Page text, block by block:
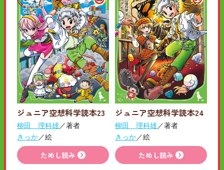
ジュニア空想科学読本23
柳田 理科雄／著者
きっか／絵
ためし読み
ジュニア空想科学読本24
柳田 理科雄／著者
きっか／絵
ためし読み